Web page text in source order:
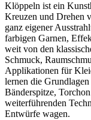
Klöppeln ist ein
Kreuzen und Drehen
ganz eigener
farbigen Garnen,
weit von den
Schmuck,
Applikationen für
lernen die
Bänderspitze,
weiterführenden
Entwürfe wagen.